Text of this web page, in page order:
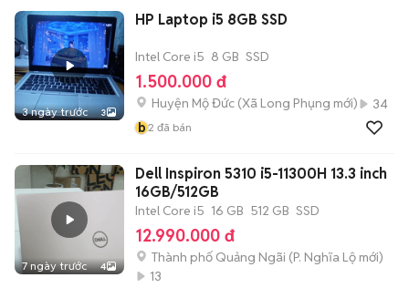
3 ngày trước 3
HP Laptop i5 8GB SSD
Intel Core i5 8 GB SSD
1.500.000 đ
Huyện Mộ Đức (Xã Long Phụng mới)
34
b2 đã bán
7 ngày trước 4
Dell Inspiron 5310 i5-11300H 13.3 inch
16GB/512GB
Intel Core i5 16 GB 512 GB SSD
12.990.000 đ
Thành phố Quảng Ngãi (P. Nghĩa Lộ mới)
13